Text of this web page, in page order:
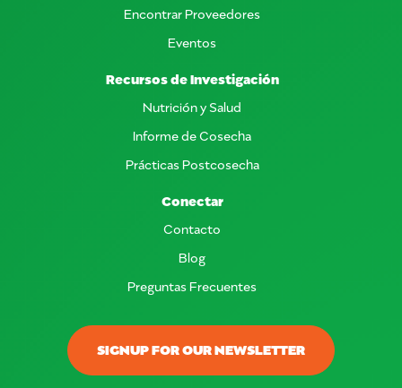
SIGNUP FOR OUR NEWSLETTER
Encontrar Proveedores
Eventos
Recursos de Investigación
Nutrición y Salud
Informe de Cosecha
Prácticas Postcosecha
Conectar
Contacto
Blog
Preguntas Frecuentes